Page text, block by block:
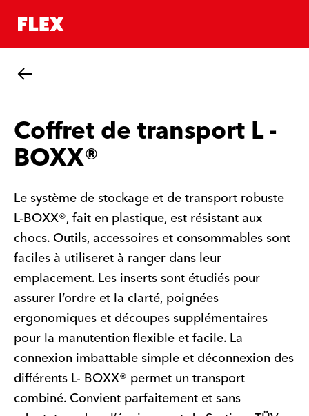
Coffret de transport L -
BOXX®
Le système de stockage et de transport robuste
L-BOXX®, fait en plastique, est résistant aux
chocs. Outils, accessoires et consommables sont
faciles à utiliseret à ranger dans leur
emplacement. Les inserts sont étudiés pour
assurer l’ordre et la clarté, poignées
ergonomiques et découpes supplémentaires
pour la manutention flexible et facile. La
connexion imbattable simple et déconnexion des
différents L- BOXX® permet un transport
combiné. Convient parfaitement et sans